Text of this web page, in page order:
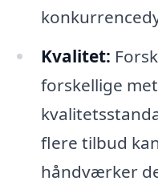
Kvalitet:
forskellige
flere tilbud
håndværker